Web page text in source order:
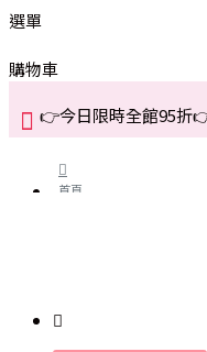
選單
購物車
👉今日限時全館95折
首頁